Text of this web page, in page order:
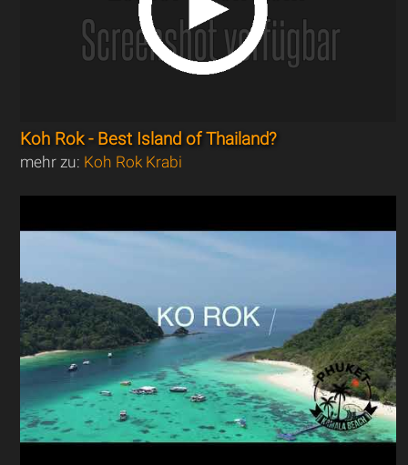
Koh Rok - Best Island of Thailand?
mehr zu: Koh Rok Krabi